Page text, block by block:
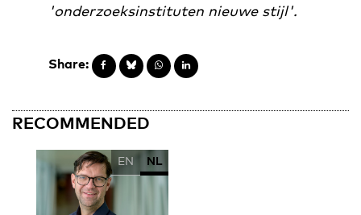
'onderzoeksinstituten nieuwe stijl'.
Share:
RECOMMENDED
EN NL